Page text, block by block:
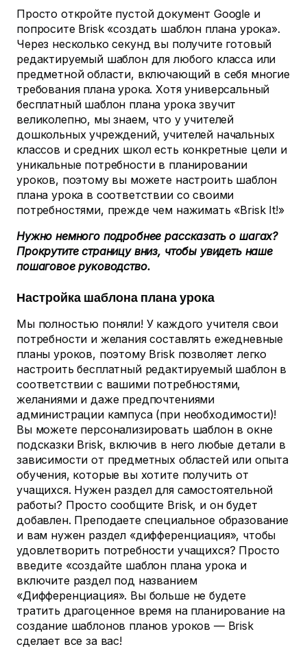
Просто откройте пустой документ Google и
попросите Brisk «создать шаблон плана урока».
Через несколько секунд вы получите готовый
редактируемый шаблон для любого класса или
предметной области, включающий в себя многие
требования плана урока. Хотя универсальный
бесплатный шаблон плана урока звучит
великолепно, мы знаем, что у учителей
дошкольных учреждений, учителей начальных
классов и средних школ есть конкретные цели и
уникальные потребности в планировании
уроков, поэтому вы можете настроить шаблон
плана урока в соответствии со своими
потребностями, прежде чем нажимать «Brisk It!»
Нужно немного подробнее рассказать о шагах?
Прокрутите страницу вниз, чтобы увидеть наше
пошаговое руководство.
Настройка шаблона плана урока
Мы полностью поняли! У каждого учителя свои
потребности и желания составлять ежедневные
планы уроков, поэтому Brisk позволяет легко
настроить бесплатный редактируемый шаблон в
соответствии с вашими потребностями,
желаниями и даже предпочтениями
администрации кампуса (при необходимости)!
Вы можете персонализировать шаблон в окне
подсказки Brisk, включив в него любые детали в
зависимости от предметных областей или опыта
обучения, которые вы хотите получить от
учащихся. Нужен раздел для самостоятельной
работы? Просто сообщите Brisk, и он будет
добавлен. Преподаете специальное образование
и вам нужен раздел «дифференциация», чтобы
удовлетворить потребности учащихся? Просто
введите «создайте шаблон плана урока и
включите раздел под названием
«Дифференциация». Вы больше не будете
тратить драгоценное время на планирование на
создание шаблонов планов уроков — Brisk
сделает все за вас!